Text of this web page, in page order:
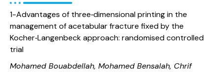
1-Advantages of three‑dimensional printing in the
management of acetabular fracture fixed by the
Kocher‑Langenbeck approach: randomised controlled
trial
Mohamed Bouabdellah, Mohamed Bensalah, Chrif